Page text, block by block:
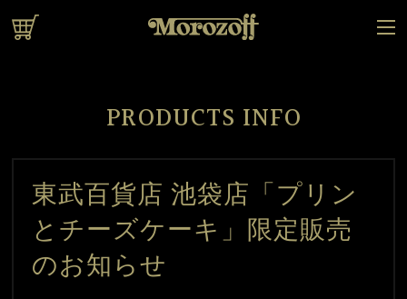
PRODUCTS INFO
東武百貨店 池袋店「プリン
とチーズケーキ」限定販売
のお知らせ